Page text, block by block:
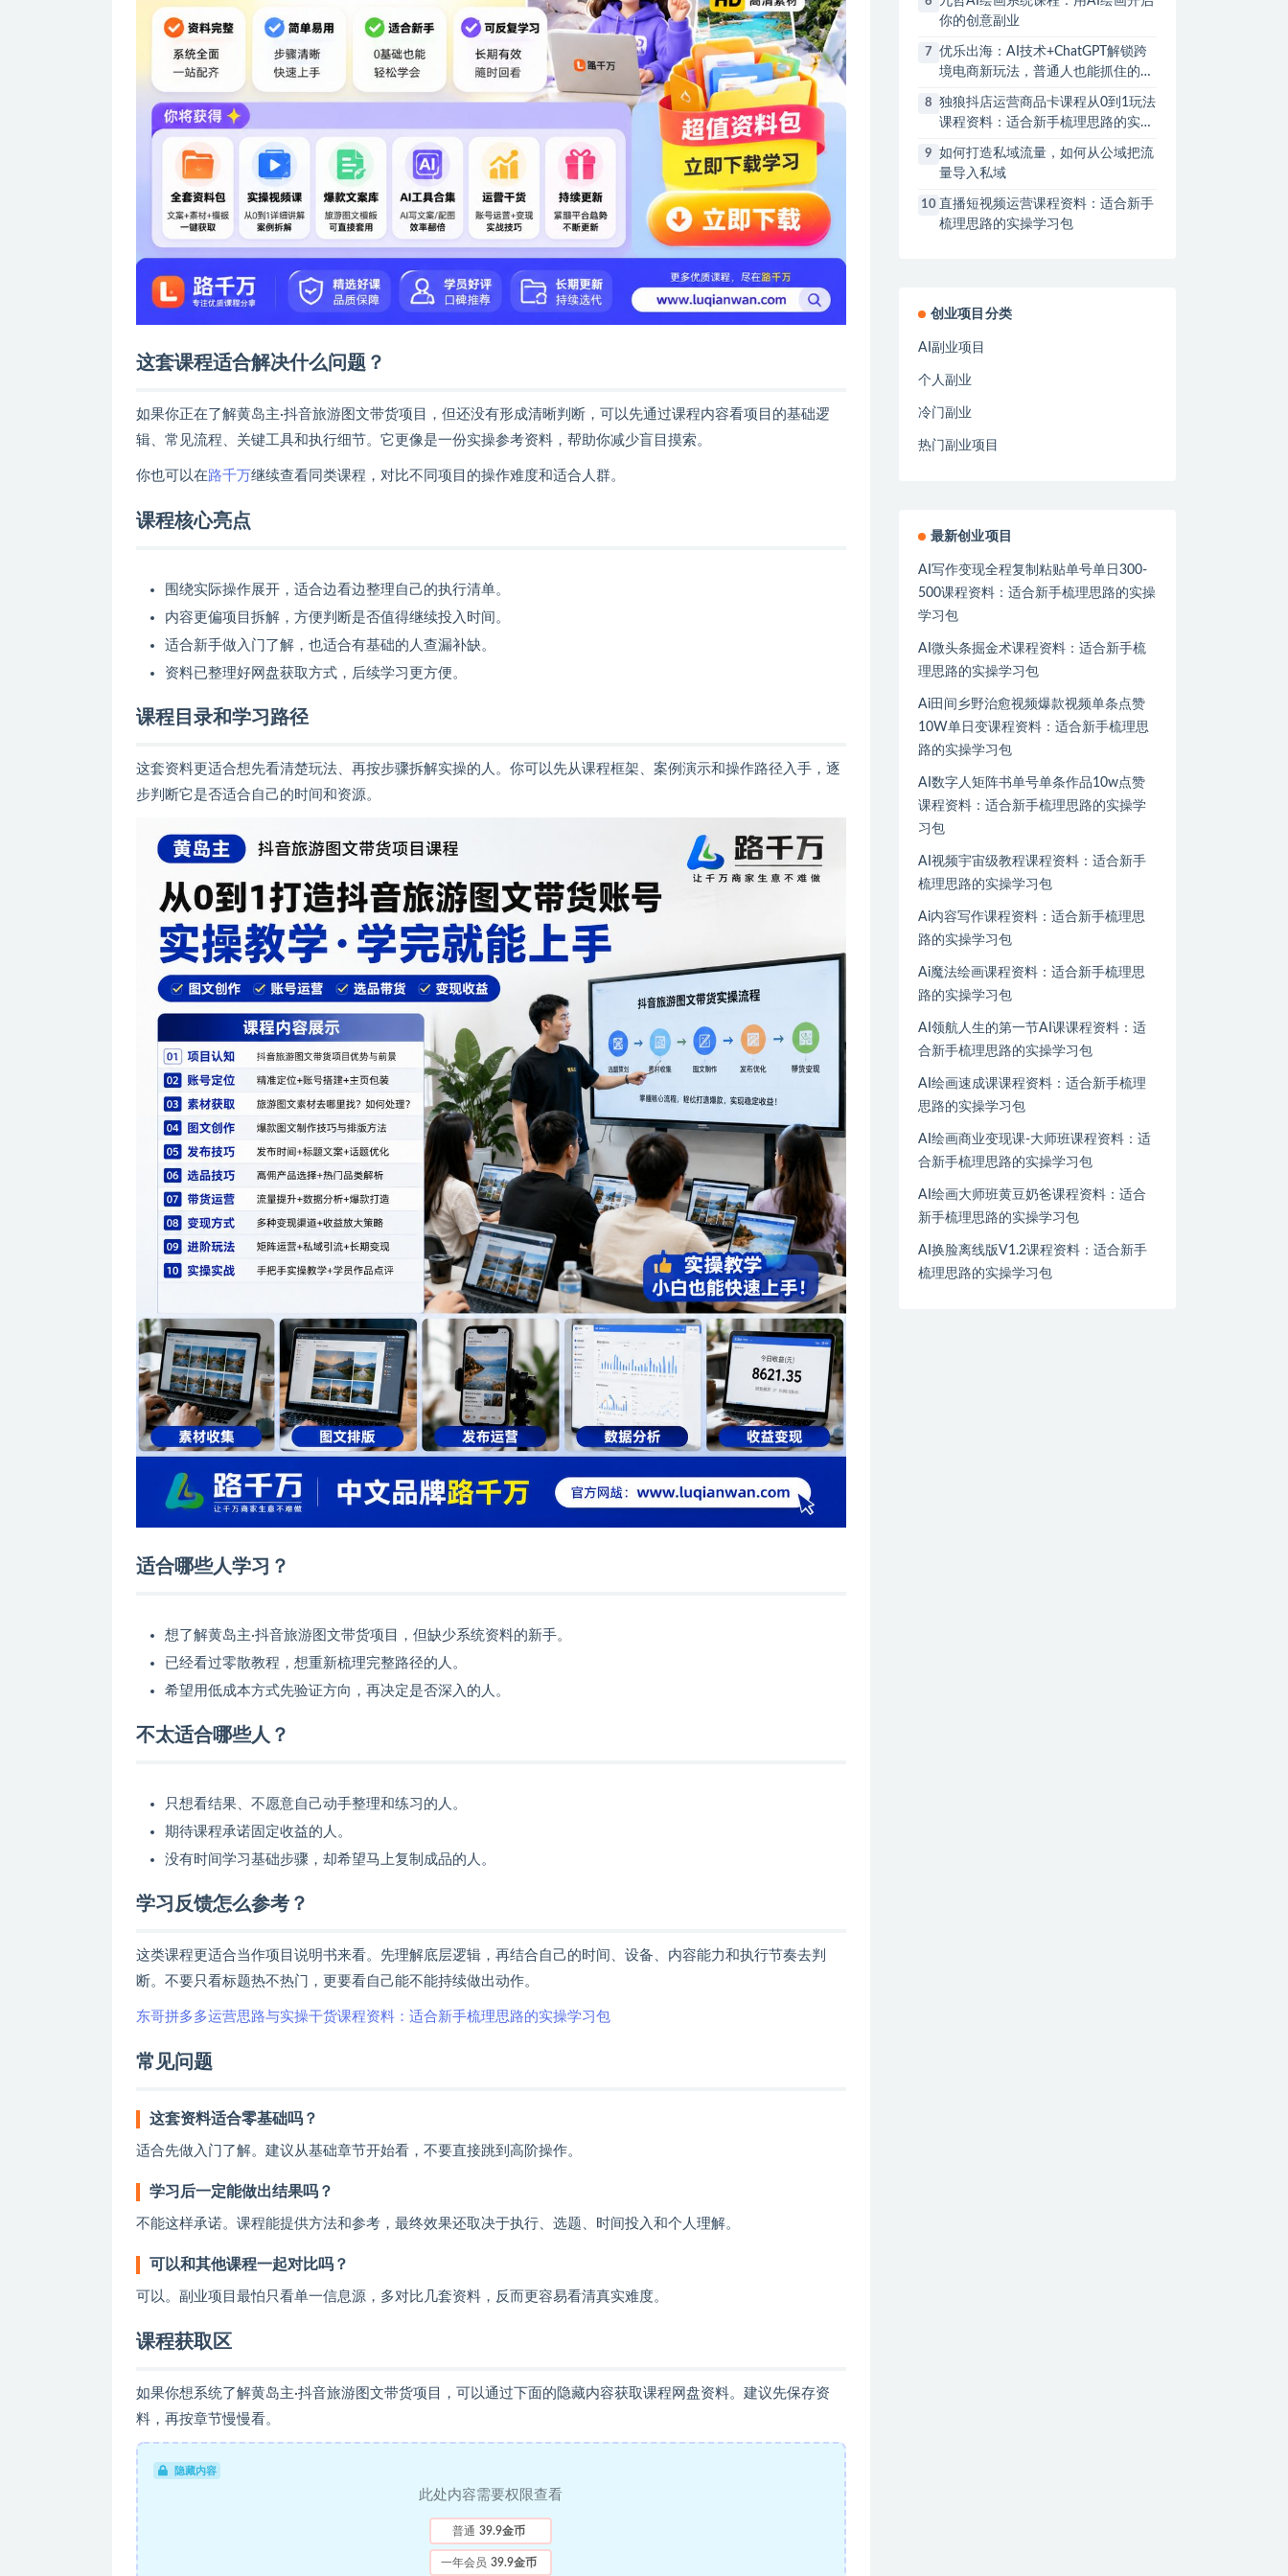
这套课程适合解决什么问题？
如果你正在了解黄岛主·抖音旅游图文带货项目，但还没有形成清晰判断，可以先通过课程内容看项目的基础逻
辑、常见流程、关键工具和执行细节。它更像是一份实操参考资料，帮助你减少盲目摸索。
你也可以在路千万继续查看同类课程，对比不同项目的操作难度和适合人群。
课程核心亮点
围绕实际操作展开，适合边看边整理自己的执行清单。
内容更偏项目拆解，方便判断是否值得继续投入时间。
适合新手做入门了解，也适合有基础的人查漏补缺。
资料已整理好网盘获取方式，后续学习更方便。
课程目录和学习路径
这套资料更适合想先看清楚玩法、再按步骤拆解实操的人。你可以先从课程框架、案例演示和操作路径入手，逐
步判断它是否适合自己的时间和资源。
适合哪些人学习？
想了解黄岛主·抖音旅游图文带货项目，但缺少系统资料的新手。
已经看过零散教程，想重新梳理完整路径的人。
希望用低成本方式先验证方向，再决定是否深入的人。
不太适合哪些人？
只想看结果、不愿意自己动手整理和练习的人。
期待课程承诺固定收益的人。
没有时间学习基础步骤，却希望马上复制成品的人。
学习反馈怎么参考？
这类课程更适合当作项目说明书来看。先理解底层逻辑，再结合自己的时间、设备、内容能力和执行节奏去判
断。不要只看标题热不热门，更要看自己能不能持续做出动作。
东哥拼多多运营思路与实操干货课程资料：适合新手梳理思路的实操学习包
常见问题
这套资料适合零基础吗？
适合先做入门了解。建议从基础章节开始看，不要直接跳到高阶操作。
学习后一定能做出结果吗？
不能这样承诺。课程能提供方法和参考，最终效果还取决于执行、选题、时间投入和个人理解。
可以和其他课程一起对比吗？
可以。副业项目最怕只看单一信息源，多对比几套资料，反而更容易看清真实难度。
课程获取区
如果你想系统了解黄岛主·抖音旅游图文带货项目，可以通过下面的隐藏内容获取课程网盘资料。建议先保存资
料，再按章节慢慢看。
隐藏内容
此处内容需要权限查看
普通 39.9金币
一年会员 39.9金币
你的创意副业
7
优乐出海：AI技术+ChatGPT解锁跨
境电商新玩法，普通人也能抓住的AI
副业机会
8
独狼抖店运营商品卡课程从0到1玩法
课程资料：适合新手梳理思路的实操
学习包
9
如何打造私域流量，如何从公域把流
量导入私域
10 直播短视频运营课程资料：适合新手
梳理思路的实操学习包
创业项目分类
AI副业项目
个人副业
冷门副业
热门副业项目
最新创业项目
AI写作变现全程复制粘贴单号单日300-
500课程资料：适合新手梳理思路的实操
学习包
AI微头条掘金术课程资料：适合新手梳
理思路的实操学习包
Ai田间乡野治愈视频爆款视频单条点赞
10W单日变课程资料：适合新手梳理思
路的实操学习包
AI数字人矩阵书单号单条作品10w点赞
课程资料：适合新手梳理思路的实操学
习包
AI视频宇宙级教程课程资料：适合新手
梳理思路的实操学习包
Ai内容写作课程资料：适合新手梳理思
路的实操学习包
Ai魔法绘画课程资料：适合新手梳理思
路的实操学习包
AI领航人生的第一节AI课课程资料：适
合新手梳理思路的实操学习包
AI绘画速成课课程资料：适合新手梳理
思路的实操学习包
AI绘画商业变现课-大师班课程资料：适
合新手梳理思路的实操学习包
AI绘画大师班黄豆奶爸课程资料：适合
新手梳理思路的实操学习包
AI换脸离线版V1.2课程资料：适合新手
梳理思路的实操学习包